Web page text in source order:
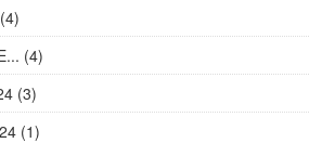
(4)
(3)
(1)